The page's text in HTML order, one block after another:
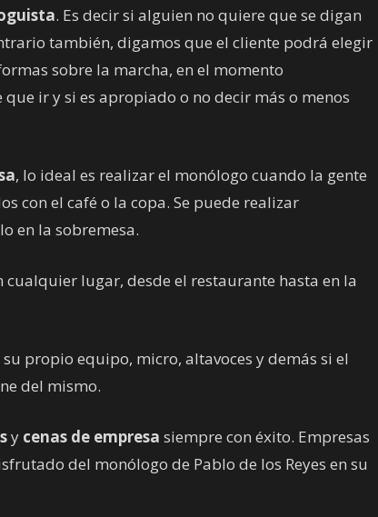
. Es decir si alguien no quiere que se digan
también, digamos que el cliente podrá elegir
sobre la marcha, en el momento
ir y si es apropiado o no decir más o menos
, lo ideal es realizar el monólogo cuando la gente
con el café o la copa. Se puede realizar
en la sobremesa.
lugar, desde el restaurante hasta en la
su propio equipo, micro, altavoces y demás si el
del mismo.
y cenas de empresa siempre con éxito. Empresas
del monólogo de Pablo de los Reyes en su